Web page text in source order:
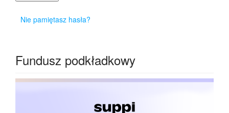
Nie pamiętasz hasła?
Fundusz podkładkowy